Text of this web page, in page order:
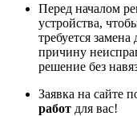
Перед началом
устройства,
требуется
причину
решение без
Заявка на сайте
работ для вас!